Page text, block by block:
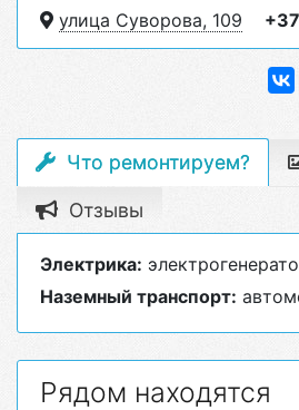
улица Суворова, 109
Что ремонтируем?
Отзывы
Электрика:
Наземный транспорт:
Рядом находятся